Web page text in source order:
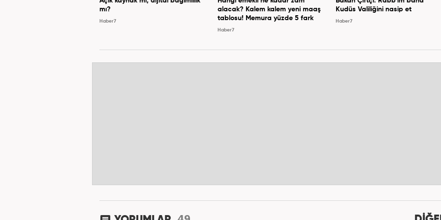
mı?
Haber7
alacak? Kalem kalem yeni maaş
tablosu! Memura yüzde 5 fark
Haber7
Kudüs Valiliğini nasip et
Haber7